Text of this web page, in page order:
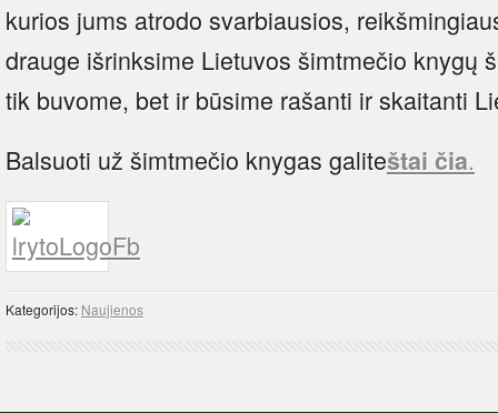
kurios jums atrodo svarbiausios,
drauge išrinksime Lietuvos šimtmečio knygų
tik buvome, bet ir būsime rašanti ir skaitanti
Balsuoti už šimtmečio knygas galiteštai čia.
Kategorijos: Naujienos